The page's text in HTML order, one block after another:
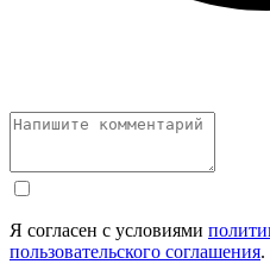
Я согласен с условиями
пользовательского соглашения.